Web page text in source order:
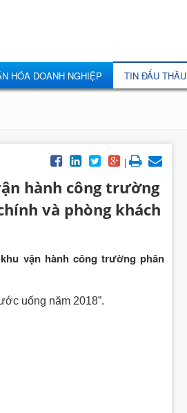
HÓA DOANH NGHIỆP TIN ĐẤU THẦU
|
hành công trường
và phòng khách
vận hành công trường phân
uống năm 2018”.